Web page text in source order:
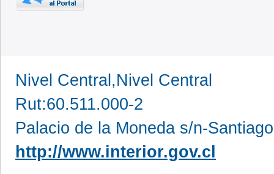
Nivel Central,Nivel Central
Rut:60.511.000-2
Palacio de la Moneda s/n-
http://www.interior.gov.cl